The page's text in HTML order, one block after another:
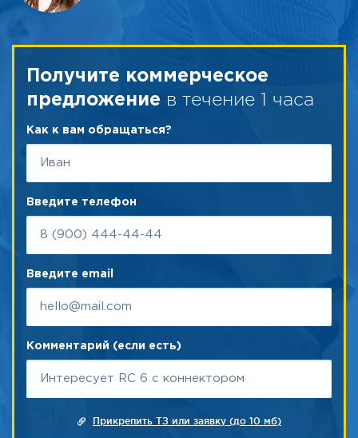
Получите коммерческое
предложение в течение 1 часа
Как к вам обращаться?
Введите телефон
Введите email
Комментарий (если есть)
Прикрепить ТЗ или заявку (до 10 мб)